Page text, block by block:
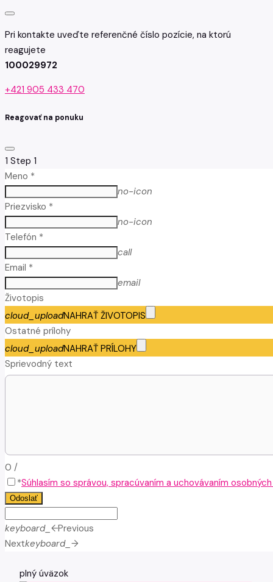
Pri kontakte uveďte referenčné číslo pozície, na ktorú
reagujete
100029972
+421 905 433 470
Reagovať na ponuku
1 Step 1
Meno *
no-icon
Priezvisko *
no-icon
Telefón *
call
Email *
email
Životopis
cloud_uploadNAHRAŤ ŽIVOTOPIS
Ostatné prílohy
cloud_uploadNAHRAŤ PRÍLOHY
Sprievodný text
0 /
*Súhlasím so správou, spracúvaním a uchovávaním
Odoslať
keyboard_arrow_leftPrevious
Nextkeyboard_arrow_right
plný úväzok